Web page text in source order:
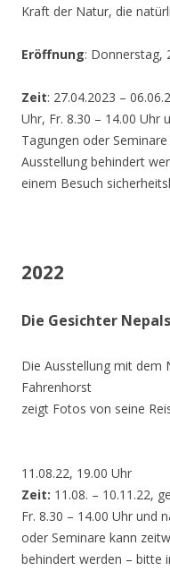
Kraft der Natur, die
Eröffnung: Donnerstag,
Zeit: 27.04.2023 –
Uhr, Fr. 8.30 – 14.00 Uhr
Tagungen oder
Ausstellung behindert
einem Besuch
2022
Die Gesichter Nepals
Die Ausstellung mit dem
Fahrenhorst
zeigt Fotos von seine
11.08.22, 19.00 Uhr
Zeit: 11.08. – 10.11.22,
Fr. 8.30 – 14.00 Uhr und
oder Seminare kann
behindert werden – bitte